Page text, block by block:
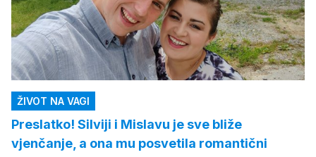
ŽIVOT NA VAGI
Preslatko! Silviji i Mislavu je sve bliže
vjenčanje, a ona mu posvetila romantični